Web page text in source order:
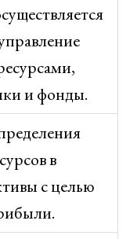
и фонды.
в
с целью